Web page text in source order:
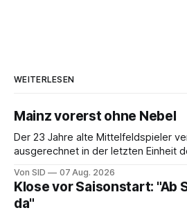
WEITERLESEN
Mainz vorerst ohne Nebel
Der 23 Jahre alte Mittelfeldspieler
ausgerechnet in der letzten Einheit
Von SID 07 Aug. 2026
Klose vor Saisonstart: "Ab
da"